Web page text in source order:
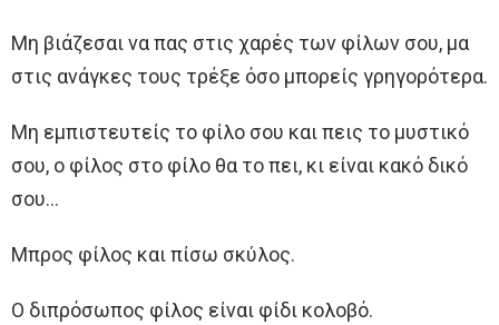
Μη βιάζεσαι να πας στις χαρές των φίλων σου, μα
στις ανάγκες τους τρέξε όσο μπορείς γρηγορότερα.
Μη εμπιστευτείς το φίλο σου και πεις το μυστικό
σου, ο φίλος στο φίλο θα το πει, κι είναι κακό δικό
σου…
Μπρος φίλος και πίσω σκύλος.
Ο διπρόσωπος φίλος είναι φίδι κολοβό.